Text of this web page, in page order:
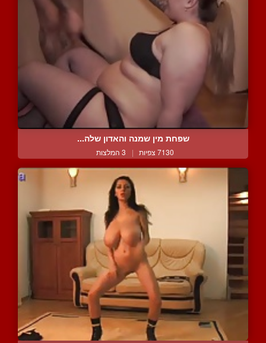
שפחת מין שמנה והאדון שלה...
7130 צפיות | 3 המלצות